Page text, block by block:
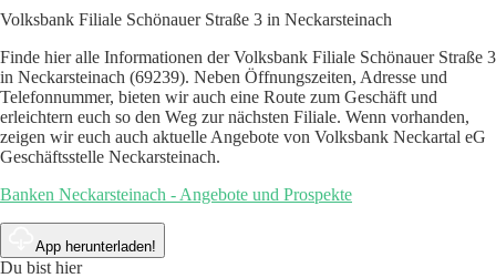
Volksbank Filiale Schönauer Straße 3 in Neckarsteinach
Finde hier alle Informationen der Volksbank Filiale Schönauer Straße 3
in Neckarsteinach (69239). Neben Öffnungszeiten, Adresse und
Telefonnummer, bieten wir auch eine Route zum Geschäft und
erleichtern euch so den Weg zur nächsten Filiale. Wenn vorhanden,
zeigen wir euch auch aktuelle Angebote von Volksbank Neckartal eG
Geschäftsstelle Neckarsteinach.
Banken Neckarsteinach - Angebote und Prospekte
App herunterladen!
Du bist hier